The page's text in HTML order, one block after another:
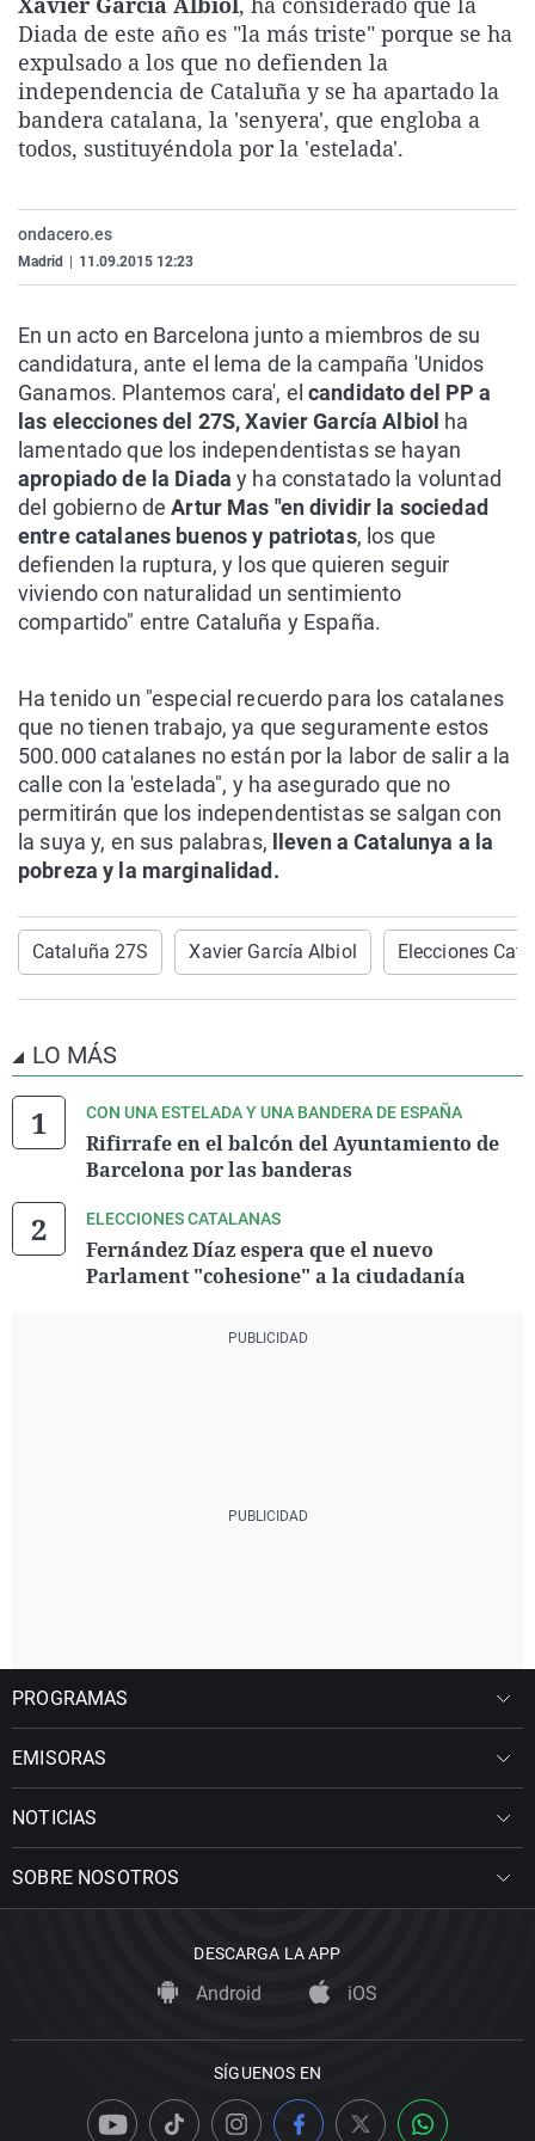
La rosa de los vientos
Gente viajera
Como el perro y el
Caso
Retornados
Equipo de
Operación Viuda
Extremadura
Galicia
La Rioja
Navarra
Virales
Televisión
Elecciones
Diada de este año es "la más triste" porque se ha
expulsado a los que no defienden la
independencia de Cataluña y se ha apartado la
bandera catalana, la 'senyera', que engloba a
todos, sustituyéndola por la 'estelada'.
ondacero.es
Madrid 11.09.2015 12:23
En un acto en Barcelona junto a miembros de su
candidatura, ante el lema de la campaña 'Unidos
Ganamos. Plantemos cara', el candidato del PP a
las elecciones del 27S, Xavier García Albiol ha
lamentado que los independentistas se hayan
apropiado de la Diaday ha constatado la voluntad
del gobierno deArtur Mas "en dividir la sociedad
entre catalanes buenos y patriotas, los que
defienden la ruptura, y los que quieren seguir
viviendo con naturalidad un sentimiento
compartido" entre Cataluña y España.
Ha tenido un "especial recuerdo para los catalanes
que no tienen trabajo, ya que seguramente estos
500.000 catalanes no están por la labor de salir a la
calle con la 'estelada", y ha asegurado que no
permitirán que los independentistas se salgan con
la suya y, en sus palabras, lleven a Catalunya a la
pobreza y la marginalidad.
Cataluña 27S Xavier García Albiol Elecciones
LO MÁS
CON UNA ESTELADA Y UNA BANDERA DE ESPAÑA
Rifirrafe en el balcón del Ayuntamiento de
Barcelona por las banderas
ELECCIONES CATALANAS
Fernández Díaz espera que el nuevo
Parlament "cohesione" a la ciudadanía
PROGRAMAS
EMISORAS
NOTICIAS
SOBRE NOSOTROS
DESCARGA LA APP
Android iOS
SÍGUENOS EN